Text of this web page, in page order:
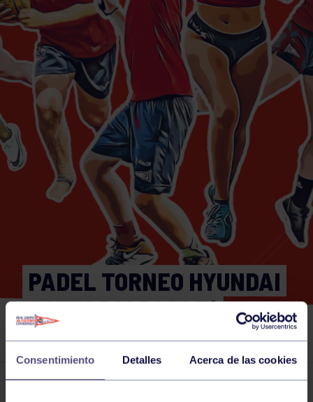
Consentimiento Detalles Acerca de las cookies
PADEL TORNEO HYUNDAI
ASTURDAI RGCC 3ª
FEMENINA SOCIAS